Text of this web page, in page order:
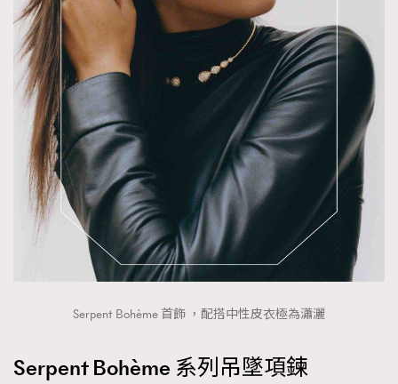
Serpent Bohème 首飾 ，配搭中性皮衣極為瀟灑
Serpent Bohème 系列吊墜項鍊